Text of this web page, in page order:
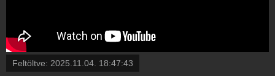
Feltöltve: 2025.11.04. 18:47:43